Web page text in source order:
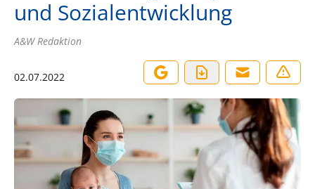
und Sozialentwicklung
A&W Redaktion
02.07.2022